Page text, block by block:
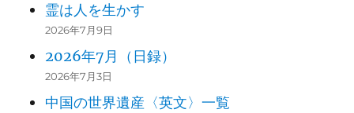
霊は人を生かす
2026年7月9日
2026年7月（日録）
2026年7月3日
中国の世界遺産〈英文〉一覧